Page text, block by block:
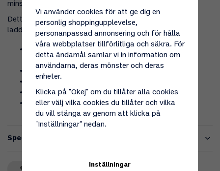
Specifikationer
minska något.
Detta SunwindAGM-batteripå 136 Ah har god
laddmottaglighet och är fullständigt underhållsfritt.
Lämpligt för dig som har förhållandevis låg
förbrukning
Idealiskt som extra batteri till t.e.x toalettfläkt
Underhållsfritt
Låg självurladdning
God laddmottaglighet
Vi använder cookies för att ge dig en
personlig shoppingupplevelse,
personanpassad annonsering och för hålla
våra webbplatser tillförlitliga och säkra. För
detta ändamål samlar vi in information om
användarna, deras mönster och deras
enheter.
Klicka på "Okej" om du tillåter alla cookies
eller välj vilka cookies du tillåter och vilka
du vill stänga av genom att klicka på
"Inställningar" nedan.
Inställningar